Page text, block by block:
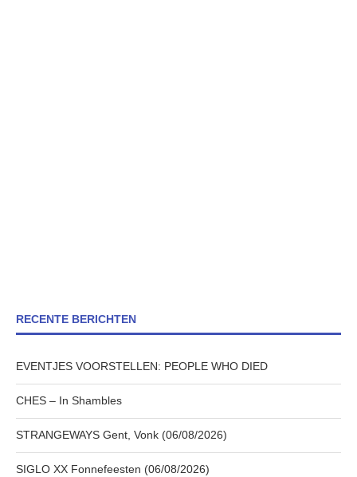
RECENTE BERICHTEN
EVENTJES VOORSTELLEN: PEOPLE WHO DIED
CHES – In Shambles
STRANGEWAYS Gent, Vonk (06/08/2026)
SIGLO XX Fonnefeesten (06/08/2026)